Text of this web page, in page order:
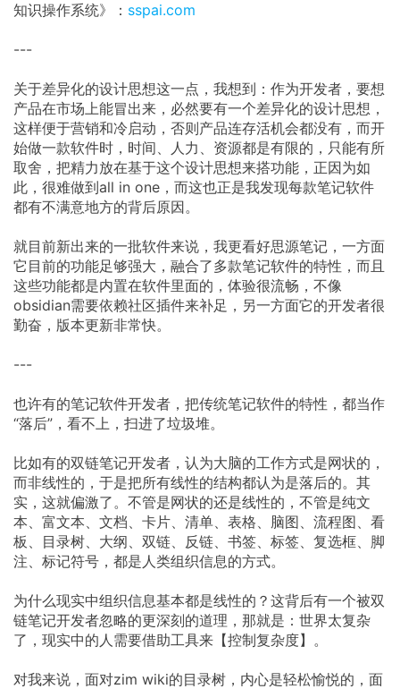
知识操作系统》： sspai.com
---
关于差异化的设计思想这一点，我想到：作为开发者，要想
产品在市场上能冒出来，必然要有一个差异化的设计思想，
这样便于营销和冷启动，否则产品连存活机会都没有，而开
始做一款软件时，时间、人力、资源都是有限的，只能有所
取舍，把精力放在基于这个设计思想来搭功能，正因为如
此，很难做到all in one，而这也正是我发现每款笔记软件
都有不满意地方的背后原因。
就目前新出来的一批软件来说，我更看好思源笔记，一方面
它目前的功能足够强大，融合了多款笔记软件的特性，而且
这些功能都是内置在软件里面的，体验很流畅，不像
obsidian需要依赖社区插件来补足，另一方面它的开发者很
勤奋，版本更新非常快。
---
也许有的笔记软件开发者，把传统笔记软件的特性，都当作
“落后”，看不上，扫进了垃圾堆。
比如有的双链笔记开发者，认为大脑的工作方式是网状的，
而非线性的，于是把所有线性的结构都认为是落后的。其
实，这就偏激了。不管是网状的还是线性的，不管是纯文
本、富文本、文档、卡片、清单、表格、脑图、流程图、看
板、目录树、大纲、双链、反链、书签、标签、复选框、脚
注、标记符号，都是人类组织信息的方式。
为什么现实中组织信息基本都是线性的？这背后有一个被双
链笔记开发者忽略的更深刻的道理，那就是：世界太复杂
了，现实中的人需要借助工具来【控制复杂度】。
对我来说，面对zim wiki的目录树，内心是轻松愉悦的，面